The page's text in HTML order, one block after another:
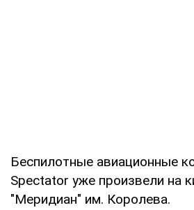
Беспилотные авиационные
Spectator уже произвели на
"Меридиан" им. Королева.